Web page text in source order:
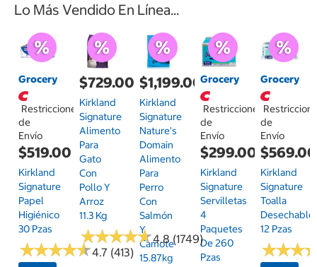
Lo Más Vendido En Línea...
Grocery
Restricciones
de
Envío
$519.00
Kirkland
Signature
Papel
Higiénico
30 Pzas
★★★★★
★★★★★4.7 (413)
$729.00
Kirkland
Signature
Alimento
Para
Gato
Con
Pollo Y
Arroz
11.3 Kg
★★★★★
★★★★★4.8 (1749)
$1,199.00
Kirkland
Signature
Nature's
Domain
Alimento
Para
Perro
Con
Salmón
Y
Camote
15.87kg
Grocery
Restricciones
de
Envío
$299.00
Kirkland
Signature
Servilletas
4
Paquetes
De 260
Pzas
Grocery
de
Envío
$569.00
Kirkland
Signature
Toalla
Desechable
12 Pzas
★★★
★★★